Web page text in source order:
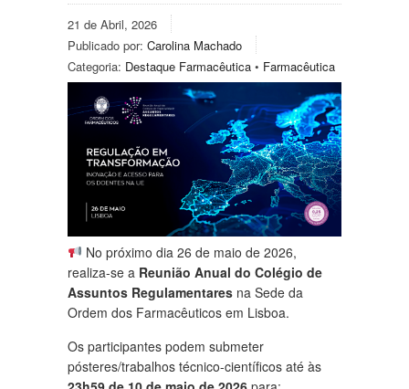
21 de Abril, 2026
Publicado por: Carolina Machado
Categoria: Destaque Farmacêutica • Farmacêutica
No próximo dia 26 de maio de 2026,
realiza-se a Reunião Anual do Colégio de
Assuntos Regulamentares na Sede da
Ordem dos Farmacêuticos em Lisboa.
Os participantes podem submeter
pósteres/trabalhos técnico-científicos até às